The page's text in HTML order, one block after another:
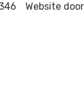
Website door